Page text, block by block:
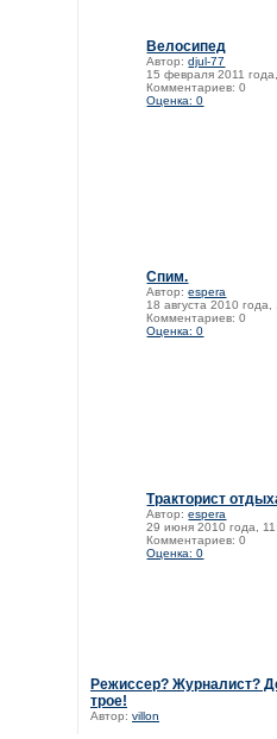
Велосипед
Автор:djul-77
15 февраля 2011
Комментариев: 0
Оценка: 0
Спим.
Автор:espera
18 августа 2010
Комментариев: 0
Оценка: 0
Тракторист
Автор:espera
29 июня 2010 года,
Комментариев: 0
Оценка: 0
Режиссер? Журналист?
трое!
Автор: villon